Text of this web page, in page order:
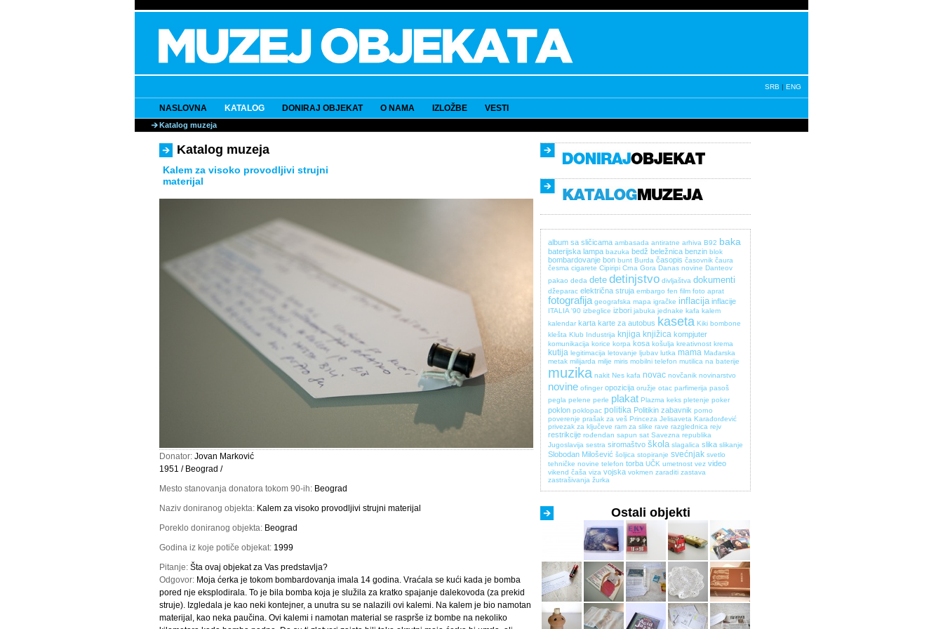
SRB | ENG
NASLOVNA KATALOG DONIRAJ OBJEKAT O NAMA IZLOŽBE VESTI
Katalog muzeja
Katalog muzeja
Kalem za visoko provodljivi strujni
materijal
Donator: Jovan Marković
1951 / Beograd /
Mesto stanovanja donatora tokom 90-ih: Beograd
Naziv doniranog objekta: Kalem za visoko provodljivi strujni materijal
Poreklo doniranog objekta: Beograd
Godina iz koje potiče objekat: 1999
Pitanje: Šta ovaj objekat za Vas predstavlja?
Odgovor: Moja ćerka je tokom bombardovanja imala 14 godina. Vraćala se kući kada je bomba
pored nje eksplodirala. To je bila bomba koja je služila za kratko spajanje dalekovoda (za prekid
struje). Izgledala je kao neki kontejner, a unutra su se nalazili ovi kalemi. Na kalem je bio namotan
materijal, kao neka paučina. Ovi kalemi i namotan material se rasprše iz bombe na nekoliko
album sa sličicama ambasada antiratne arhiva B92 baka
baterijska lampa bazuka bedž beležnica benzin blok
bombardovanje bon bunt Burda časopis časovnik čaura
česma cigarete Cipiripi Crna Gora Danas novine Danteov
pakao deda dete detinjstvo divljaštva dokumenti
džeparac električna struja embargo fen film foto aprat
fotografija geografska mapa igračke inflacija inflacije
ITALIA '90 izbeglice izbori jabuka jednake kafa kalem
kalendar karta karte za autobus kaseta Kiki bombone
klešta Klub Industrija knjiga knjižica kompjuter
komunikacija korice korpa kosa košulja kreativnost krema
kutija legitimacija letovanje ljubav lutka mama Mađarska
metak milijarda milje miris mobilni telefon mutilica na baterije
muzika nakit Nes kafa novac novčanik novinarstvo
novine ofinger opozicija oružje otac parfimerija pasoš
pegla pelene perle plakat Plazma keks pletenje poker
poklon poklopac politika Politikin zabavnik porno
poverenje prašak za veš Princeza Jelisaveta Karađorđević
privezak za ključeve ram za slike rave razglednica rejv
restrikcije rođendan sapun sat Savezna republika
Jugoslavija sestra siromaštvo škola slagalica slika slikanje
Slobodan Milošević šoljica stopiranje svećnjak svetlo
tehničke novine telefon torba UČK umetnost vez video
vikend čaša viza vojska vokmen zaraditi zastava
zastrašivanja žurka
Ostali objekti